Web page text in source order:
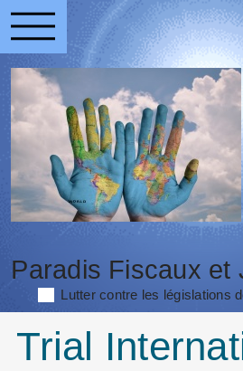
Paradis Fiscaux et
Lutter contre les législations
Trial